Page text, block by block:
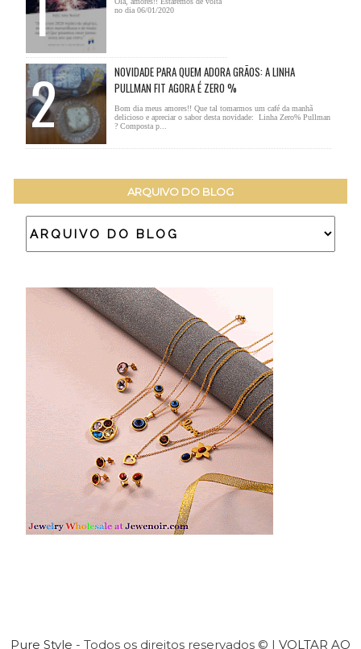
no dia 06/01/2020
NOVIDADE PARA QUEM ADORA GRÃOS: A LINHA
PULLMAN FIT AGORA É ZERO %
Bom dia meus amores!! Que tal tomarmos um café da manhã
delicioso e apreciar o sabor desta novidade: Linha Zero% Pullman
? Composta p...
ARQUIVO DO BLOG
Pure Style - Todos os direitos reservados © | VOLTAR AO